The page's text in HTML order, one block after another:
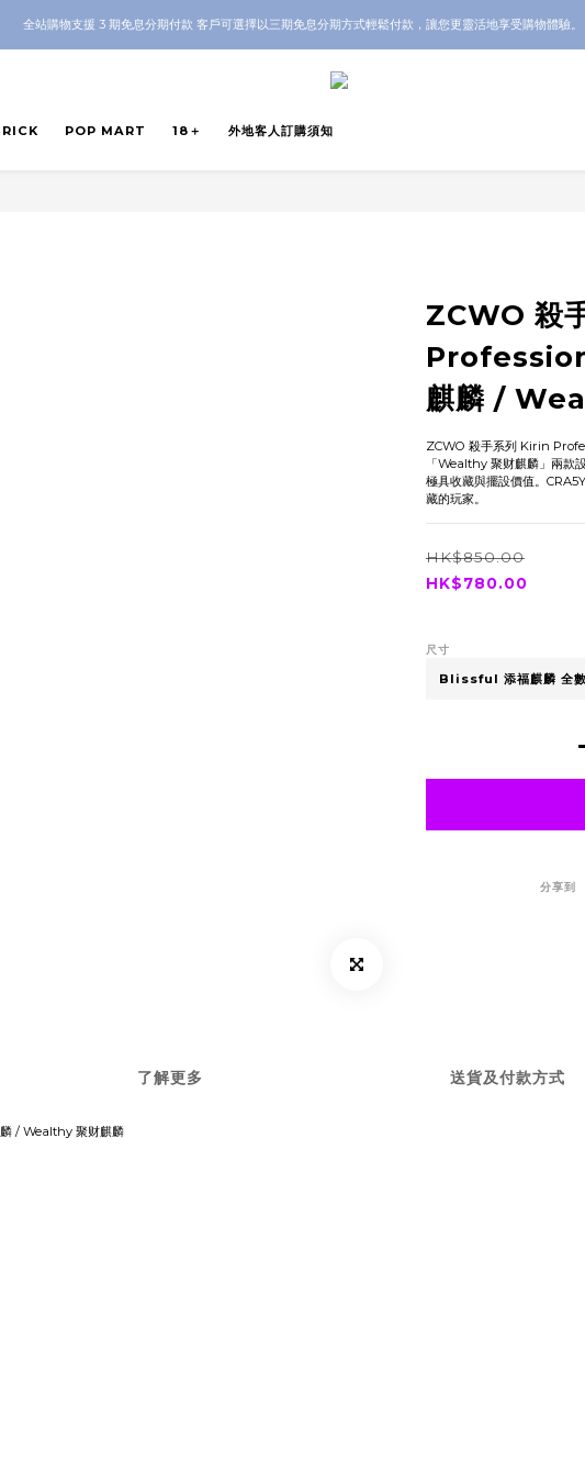
CRA5Y SHOP 全店 100% 正品保證｜支持香港本地 + 海外寄送｜💬 有任何問題？歡迎 WhatsApp 聯絡我
全站購物支援 3 期免息分期付款 客戶可選擇以三期免息分期方式輕鬆付款，讓您更靈活地享受購物體驗
CRA5Y SHOP 全店 100% 正品保證｜支持香港本地 + 海外寄送｜💬 有任何問題？歡迎 WhatsApp 聯絡我
POP MART 18＋ 外地客人訂購須知
ZCWO 殺
麒麟 /
ZCWO 殺手系列 Kirin
「Wealthy 聚财麒麟」兩款
極具收藏與擺設價值。
藏的玩家。
HK$850.00
HK$780.00
尺寸
分享到
了解更多 送貨及付款方式
/ Wealthy 聚财麒麟